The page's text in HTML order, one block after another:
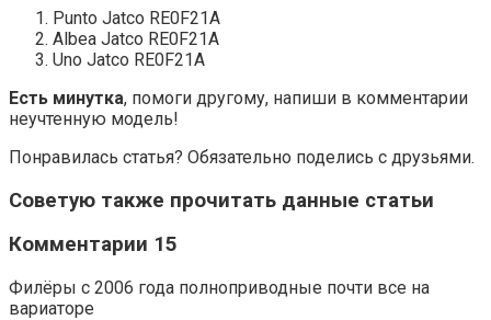
Punto Jatco RE0F21A
Albea Jatco RE0F21A
Uno Jatco RE0F21A
Есть минутка, помоги другому, напиши в комментарии
неучтенную модель!
Понравилась статья? Обязательно поделись с друзьями.
Советую также прочитать данные статьи
Комментарии 15
Филёры с 2006 года полноприводные почти все на
вариаторе